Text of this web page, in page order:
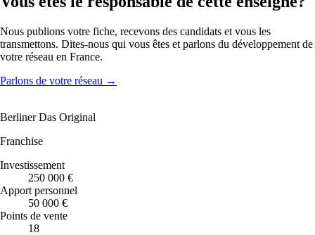
Nous publions votre fiche, recevons des candidats et vous les
transmettons. Dites-nous qui vous êtes et parlons du développement de
votre réseau en France.
Parlons de votre réseau →
Berliner Das Original
Franchise
Investissement
250 000 €
Apport personnel
50 000 €
Points de vente
18